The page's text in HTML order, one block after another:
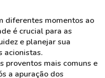
diferentes momentos ao
é crucial para as
e planejar sua
acionistas.
proventos mais comuns e
a apuração dos